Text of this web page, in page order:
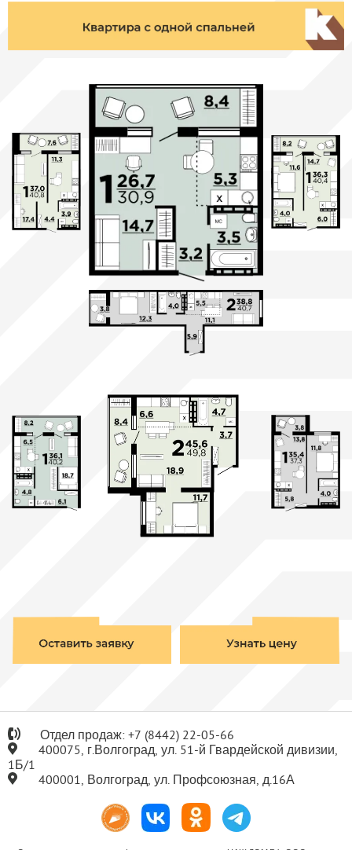
Отдел продаж: +7 (8442) 22-05-66
400075, г.Волгоград, ул. 51-й Гвардейской дивизии,
1Б/1
400001, Волгоград, ул. Профсоюзная, д.16А